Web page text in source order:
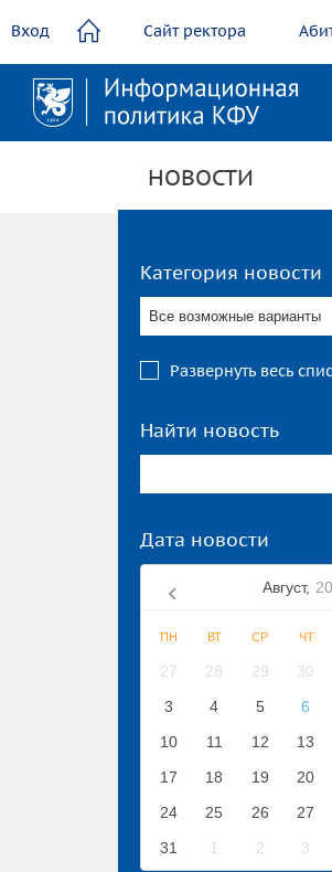
содержанию
Вход Сайт ректора
НОВОСТИ
Категория новости
Все возможные варианты
Развернуть весь
Найти новость
Дата новости
Август,
ПН ВТ СР ЧТ
27 28 29 30
3
4 5 6
10
11 12 13
17
18 19 20
24
25 26 27
31
1 2 3